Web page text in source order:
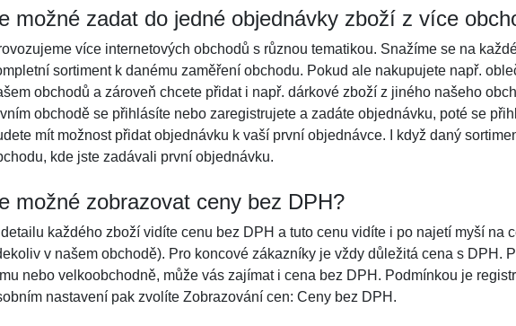
možné zadat do jedné objednávky zboží z více
více internetových obchodů s různou tematikou. Snažíme se na
sortiment k danému zaměření obchodu. Pokud ale nakupujete např.
obchodů a zároveň chcete přidat i např. dárkové zboží z jiného našeho
obchodě se přihlásíte nebo zaregistrujete a zadáte objednávku, poté se
mít možnost přidat objednávku k vaší první objednávce. I když daný
kde jste zadávali první objednávku.
možné zobrazovat ceny bez DPH?
každého zboží vidíte cenu bez DPH a tuto cenu vidíte i po najetí myší na
v našem obchodě). Pro koncové zákazníky je vždy důležitá cena s DPH.
nebo velkoobchodně, může vás zajímat i cena bez DPH. Podmínkou je
nastavení pak zvolíte Zobrazování cen: Ceny bez DPH.